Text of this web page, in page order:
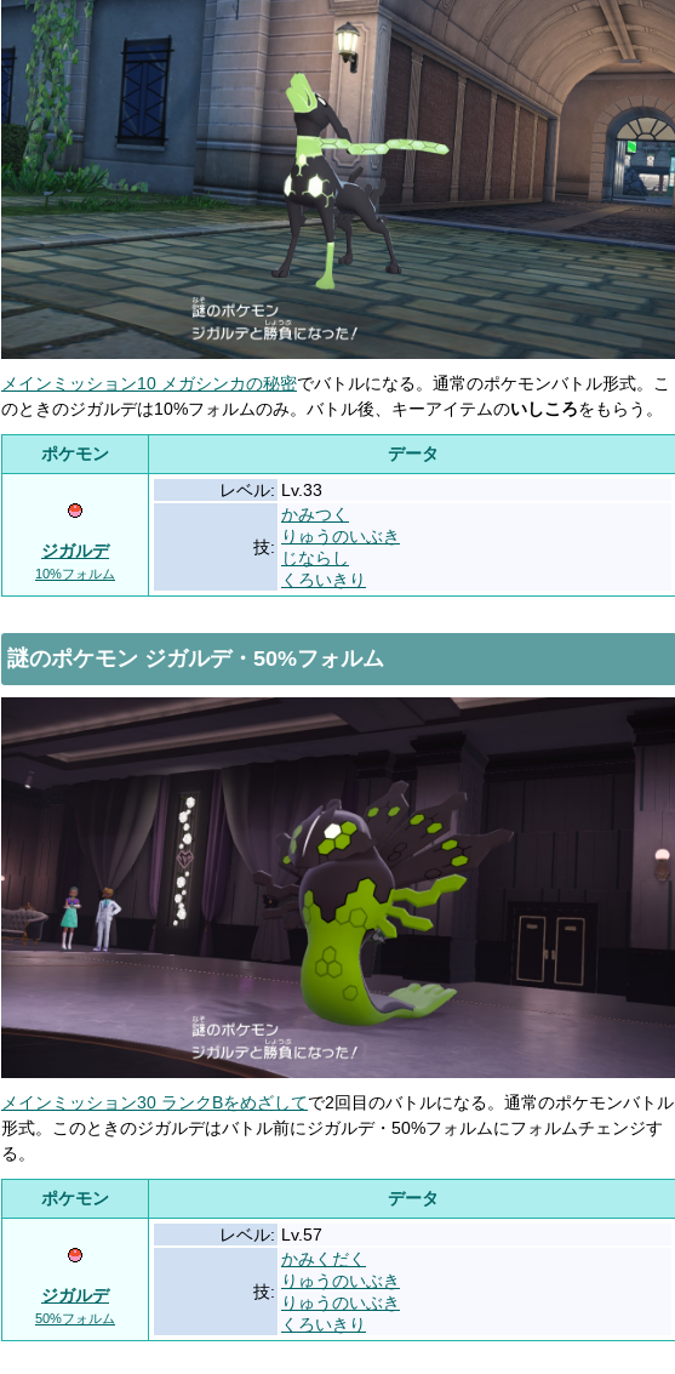
メインミッション10 メガシンカの秘密でバトルになる。通常のポケモンバトル形式。こ
のときのジガルデは10%フォルムのみ。バトル後、キーアイテムのいしころをもらう。
ポケモン データ
ジガルデ
10%フォルム
レベル: Lv.33
技:
かみつく
りゅうのいぶき
じならし
くろいきり
謎のポケモン ジガルデ・50%フォルム
メインミッション30 ランクBをめざしてで2回目のバトルになる。通常のポケモンバトル
形式。このときのジガルデはバトル前にジガルデ・50%フォルムにフォルムチェンジす
る。
ポケモン データ
ジガルデ
50%フォルム
レベル: Lv.57
技:
かみくだく
りゅうのいぶき
りゅうのいぶき
くろいきり